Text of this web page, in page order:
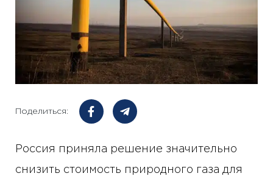
Поделиться:
Россия приняла решение значительно
снизить стоимость природного газа для